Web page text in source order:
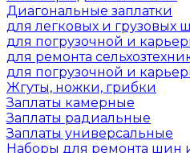
Диагональные заплатки
для легковых и грузовых
для погрузочной и
для ремонта
для погрузочной и
Жгуты, ножки, грибки
Заплаты камерные
Заплаты радиальные
Заплаты универсальные
Наборы для ремонта шин